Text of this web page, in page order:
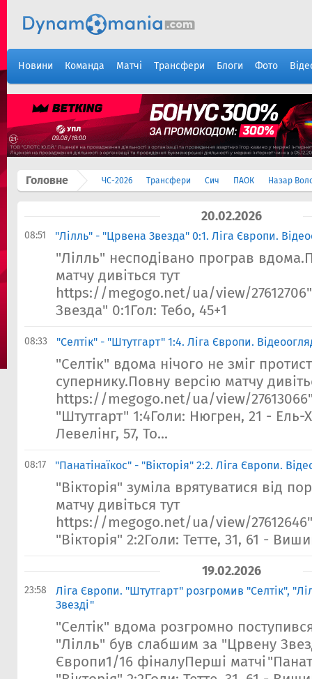
Новини Команда Матчі Трансфери Блоги Фото
Головне ЧС-2026 Трансфери Сич ПАОК Назар
20.02.2026
08:51 "Лілль" - "Црвена Звезда" 0:1. Ліга Європи.
"Лілль" несподівано програв
матчу дивіться тут
https://megogo.net/ua/view/
Звезда" 0:1Гол: Тебо, 45+1
08:33 "Селтік" - "Штутгарт" 1:4. Ліга Європи.
"Селтік" вдома нічого не зміг
супернику.Повну версію матчу
https://megogo.net/ua/view/
"Штутгарт" 1:4Голи: Нюгрен, 21 - Ель-
Левелінг, 57, То...
08:17 "Панатінаїкос" - "Вікторія" 2:2. Ліга Європи.
"Вікторія" зуміла врятуватися від
матчу дивіться тут
https://megogo.net/ua/view/
"Вікторія" 2:2Голи: Тетте, 31, 61 -
19.02.2026
23:58
Ліга Європи. "Штутгарт" розгромив "Селтік",
Звезді"
"Селтік" вдома розгромно
"Лілль" був слабшим за "Црвену
Європи1/16 фіналуПерші